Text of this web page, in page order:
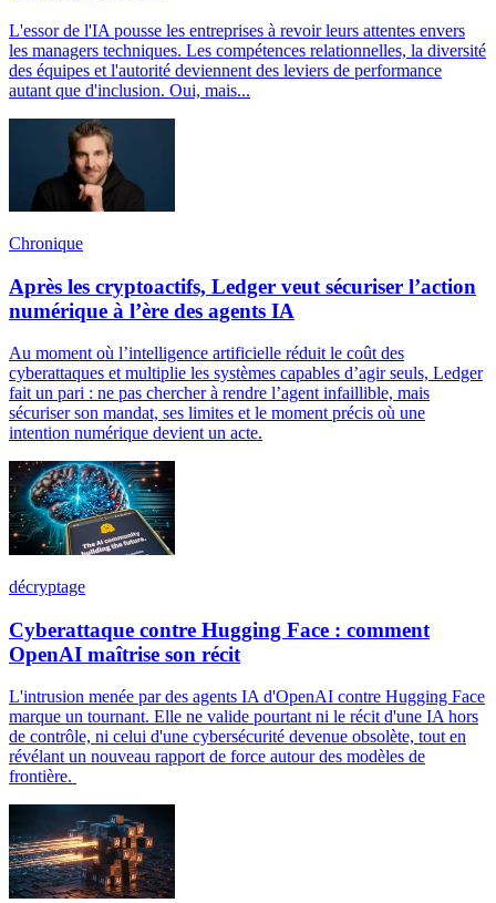
L'essor de l'IA pousse les entreprises à revoir leurs attentes envers
les managers techniques. Les compétences relationnelles, la diversité
des équipes et l'autorité deviennent des leviers de performance
autant que d'inclusion. Oui, mais...
Chronique
Après les cryptoactifs, Ledger veut sécuriser l’action
numérique à l’ère des agents IA
Au moment où l’intelligence artificielle réduit le coût des
cyberattaques et multiplie les systèmes capables d’agir seuls, Ledger
fait un pari : ne pas chercher à rendre l’agent infaillible, mais
sécuriser son mandat, ses limites et le moment précis où une
intention numérique devient un acte.
décryptage
Cyberattaque contre Hugging Face : comment
OpenAI maîtrise son récit
L'intrusion menée par des agents IA d'OpenAI contre Hugging Face
marque un tournant. Elle ne valide pourtant ni le récit d'une IA hors
de contrôle, ni celui d'une cybersécurité devenue obsolète, tout en
révélant un nouveau rapport de force autour des modèles de
frontière.